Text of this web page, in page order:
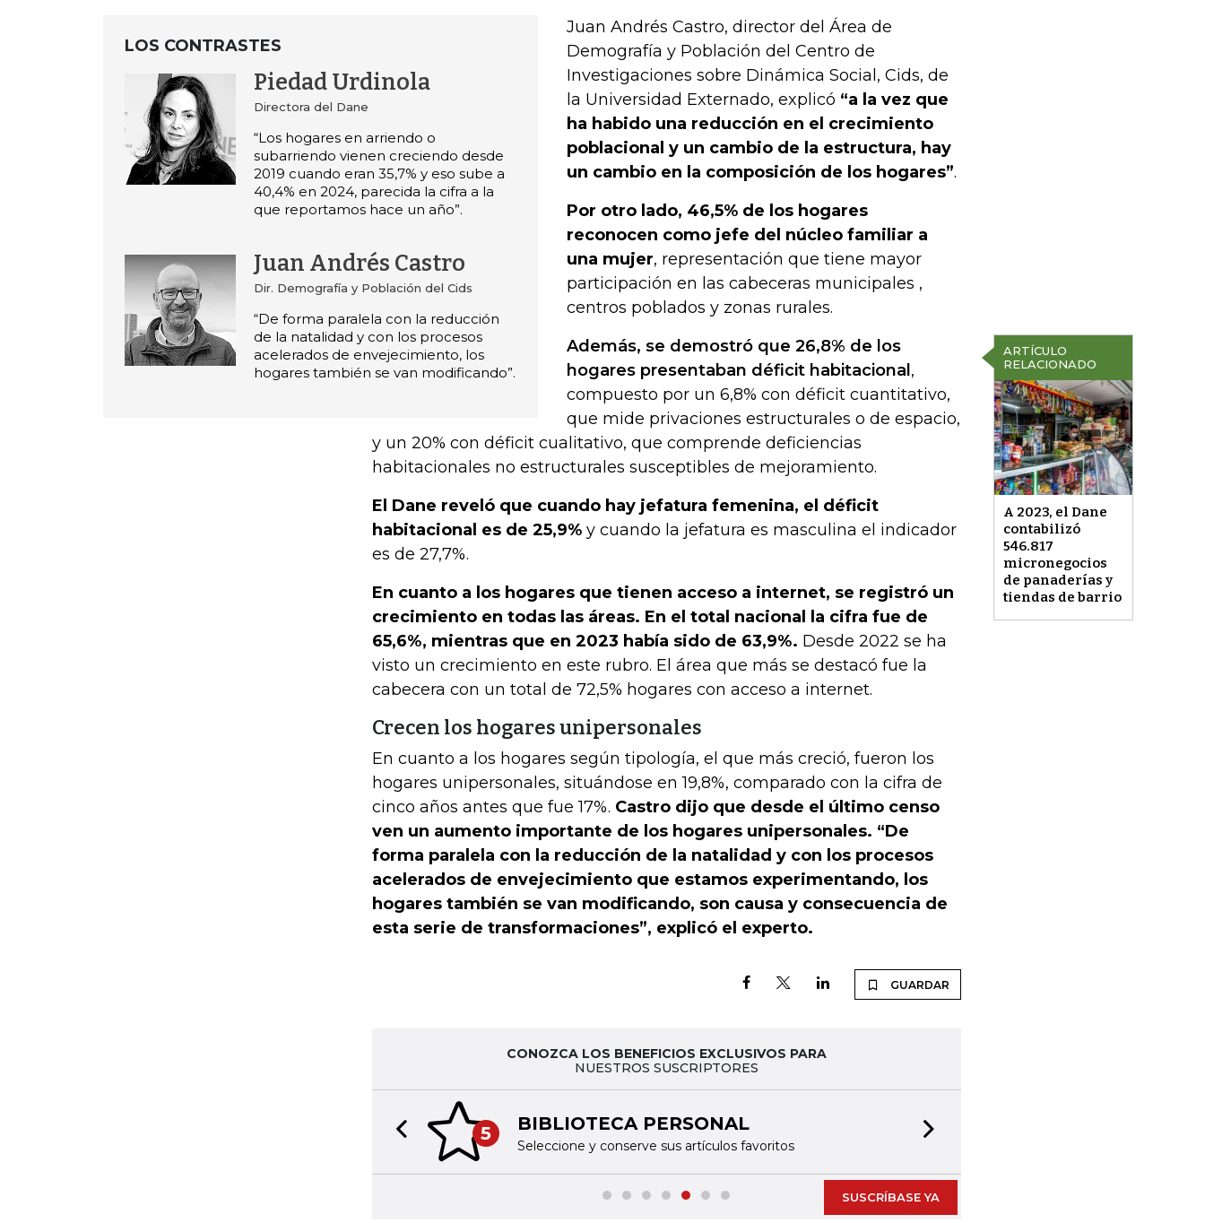
LOS CONTRASTES
Piedad Urdinola
Directora del Dane
“Los hogares en arriendo o
subarriendo vienen creciendo desde
2019 cuando eran 35,7% y eso sube a
40,4% en 2024, parecida la cifra a la
que reportamos hace un año”.
Juan Andrés Castro
Dir. Demografía y Población del Cids
“De forma paralela con la reducción
de la natalidad y con los procesos
acelerados de envejecimiento, los
hogares también se van modificando”.
Juan Andrés Castro, director del Área de
Demografía y Población del Centro de
Investigaciones sobre Dinámica Social, Cids, de
la Universidad Externado, explicó “a la vez que
ha habido una reducción en el crecimiento
poblacional y un cambio de la estructura, hay
un cambio en la composición de los hogares”.
Por otro lado, 46,5% de los hogares
reconocen como jefe del núcleo familiar a
una mujer, representación que tiene mayor
participación en las cabeceras municipales ,
centros poblados y zonas rurales.
ARTÍCULO
RELACIONADO
A 2023, el Dane
contabilizó
546.817
micronegocios
de panaderías y
tiendas de barrio
Además, se demostró que 26,8% de los
hogares presentaban déficit habitacional ,
compuesto por un 6,8% con déficit cuantitativo,
que mide privaciones estructurales o de espacio,
y un 20% con déficit cualitativo, que comprende deficiencias
habitacionales no estructurales susceptibles de mejoramiento.
El Dane reveló que cuando hay jefatura femenina, el déficit
habitacional es de 25,9% y cuando la jefatura es masculina el indicador
es de 27,7%.
En cuanto a los hogares que tienen acceso a internet, se registró un
crecimiento en todas las áreas. En el total nacional la cifra fue de
65,6%, mientras que en 2023 había sido de 63,9%. Desde 2022 se ha
visto un crecimiento en este rubro. El área que más se destacó fue la
cabecera con un total de 72,5% hogares con acceso a internet.
Crecen los hogares unipersonales
En cuanto a los hogares según tipología, el que más creció, fueron los
hogares unipersonales, situándose en 19,8%, comparado con la cifra de
cinco años antes que fue 17%. Castro dijo que desde el último censo
ven un aumento importante de los hogares unipersonales. “De
forma paralela con la reducción de la natalidad y con los procesos
acelerados de envejecimiento que estamos experimentando, los
hogares también se van modificando, son causa y consecuencia de
esta serie de transformaciones”, explicó el experto.
GUARDAR
CONOZCA LOS BENEFICIOS EXCLUSIVOS PARA
NUESTROS SUSCRIPTORES
5 BIBLIOTECA PERSONAL
Seleccione y conserve sus artículos favoritos
Previous slide
SUSCRÍBASE YA